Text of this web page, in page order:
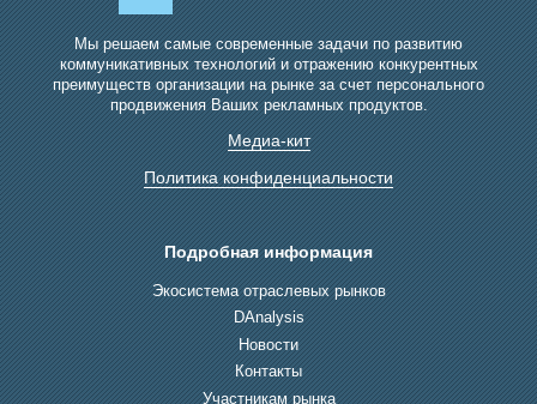
Мы решаем самые современные задачи по развитию
коммуникативных технологий и отражению конкурентных
преимуществ организации на рынке за счет персонального
продвижения Ваших рекламных продуктов.
Медиа-кит
Политика конфиденциальности
Подробная информация
Экосистема отраслевых рынков
DAnalysis
Новости
Контакты
Участникам рынка